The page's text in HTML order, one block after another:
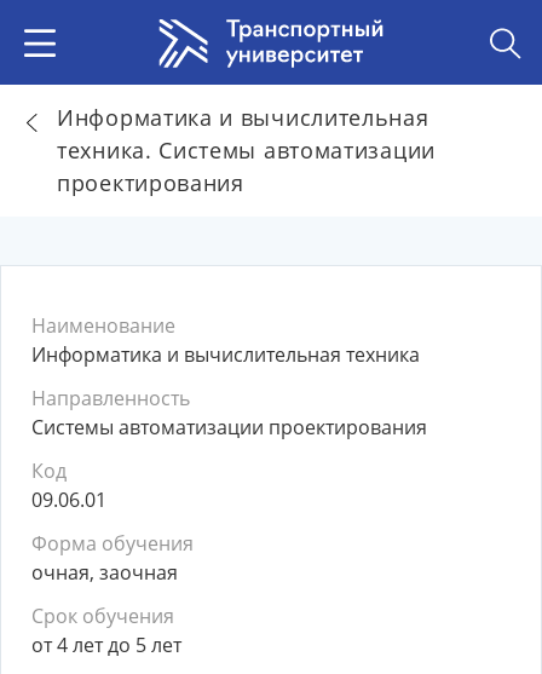
Информатика и вычислительная
техника. Системы автоматизации
проектирования
Наименование
Информатика и вычислительная техника
Направленность
Системы автоматизации проектирования
Код
09.06.01
Форма обучения
очная, заочная
Срок обучения
от 4 лет до 5 лет